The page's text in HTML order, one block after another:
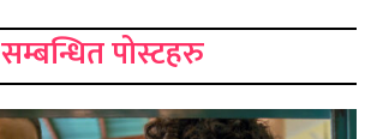
सम्बन्धित पोस्टहरु